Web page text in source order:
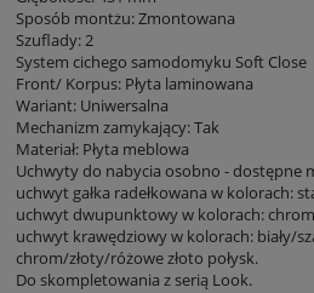
Sposób montżu: Zmontowana
Szuflady: 2
System cichego samodomyku Soft Close
Front/ Korpus: Płyta laminowana
Wariant: Uniwersalna
Mechanizm zamykający: Tak
Materiał: Płyta meblowa
Uchwyty do nabycia osobno - dostępne
uchwyt gałka radełkowana w kolorach:
uchwyt dwupunktowy w kolorach:
uchwyt krawędziowy w kolorach: biały/
chrom/złoty/różowe złoto połysk.
Do skompletowania z serią Look.